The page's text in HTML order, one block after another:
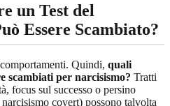
un Test del
Essere Scambiato?
Quindi, quali
scambiati per narcisismo? Tratti
focus sul successo o persino
covert) possono talvolta